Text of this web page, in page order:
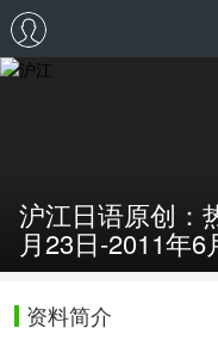
沪江日语原创：
月23日-2011年6
资料简介